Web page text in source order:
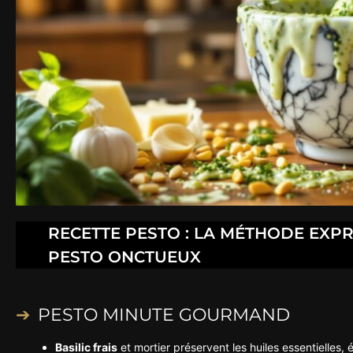
RECETTE PESTO : LA MÉTHODE
PESTO ONCTUEUX
PESTO MINUTE GOURMAND
Basilic frais et mortier préservent les huiles